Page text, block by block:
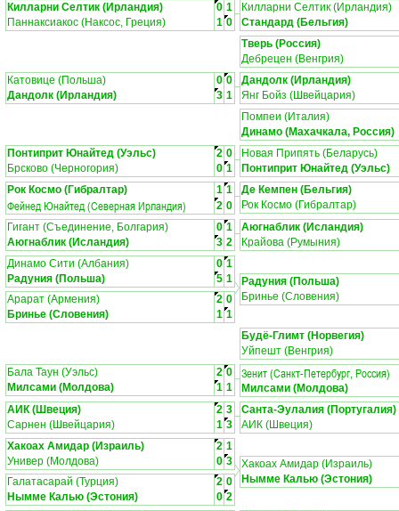
Килларни Селтик (Ирландия)
0 1
Паннаксиакос (Наксос, Греция)
1 0
Килларни Селтик (Ирландия)
Стандард (Бельгия)
Тверь (Россия)
Дебрецен (Венгрия)
Катовице (Польша)
0 0
Дандолк (Ирландия)
3 1
Дандолк (Ирландия)
Янг Бойз (Швейцария)
Помпеи (Италия)
Динамо (Махачкала, Россия)
Понтиприт Юнайтед (Уэльс)
2 0
Брсково (Черногория)
0 1
Новая Припять (Беларусь)
Понтиприт Юнайтед (Уэльс)
Рок Космо (Гибралтар)
1 1
Фейнед Юнайтед (Северная Ирландия) 2 0
Де Кемпен (Бельгия)
Рок Космо (Гибралтар)
Гигант (Съединение, Болгария)
0 1
Аюгнаблик (Исландия)
3 2
Аюгнаблик (Исландия)
Крайова (Румыния)
Динамо Сити (Албания)
0 1
Радуния (Польша)
5 1
Арарат (Армения)
2 0
Бринье (Словения)
1 1
Радуния (Польша)
Бринье (Словения)
Будё-Глимт (Норвегия)
Уйпешт (Венгрия)
Бала Таун (Уэльс)
2 0
Милсами (Молдова)
1 1
Зенит (Санкт-Петербург, Россия)
Милсами (Молдова)
АИК (Швеция)
2 3
Сарнен (Швейцария)
1 3
Санта-Эулалия (Португалия)
АИК (Швеция)
Хакоах Амидар (Израиль)
2 1
Универ (Молдова)
0 3
Галатасарай (Турция)
2 0
Нымме Калью (Эстония)
0 2
Хакоах Амидар (Израиль)
Нымме Калью (Эстония)